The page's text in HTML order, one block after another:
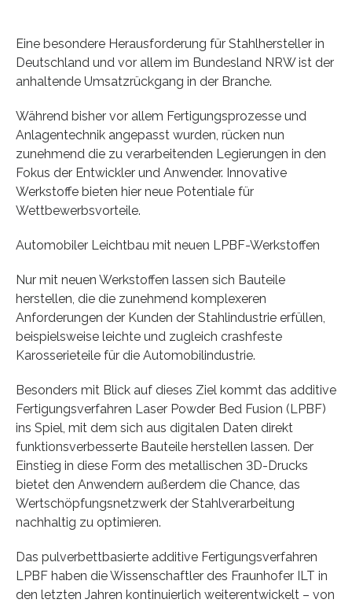
Eine besondere Herausforderung für Stahlhersteller in
Deutschland und vor allem im Bundesland NRW ist der
anhaltende Umsatzrückgang in der Branche.
Während bisher vor allem Fertigungsprozesse und
Anlagentechnik angepasst wurden, rücken nun
zunehmend die zu verarbeitenden Legierungen in den
Fokus der Entwickler und Anwender. Innovative
Werkstoffe bieten hier neue Potentiale für
Wettbewerbsvorteile.
Automobiler Leichtbau mit neuen LPBF-Werkstoffen
Nur mit neuen Werkstoffen lassen sich Bauteile
herstellen, die die zunehmend komplexeren
Anforderungen der Kunden der Stahlindustrie erfüllen,
beispielsweise leichte und zugleich crashfeste
Karosserieteile für die Automobilindustrie.
Besonders mit Blick auf dieses Ziel kommt das additive
Fertigungsverfahren Laser Powder Bed Fusion (LPBF)
ins Spiel, mit dem sich aus digitalen Daten direkt
funktionsverbesserte Bauteile herstellen lassen. Der
Einstieg in diese Form des metallischen 3D-Drucks
bietet den Anwendern außerdem die Chance, das
Wertschöpfungsnetzwerk der Stahlverarbeitung
nachhaltig zu optimieren.
Das pulverbettbasierte additive Fertigungsverfahren
LPBF haben die Wissenschaftler des Fraunhofer ILT in
den letzten Jahren kontinuierlich weiterentwickelt – von